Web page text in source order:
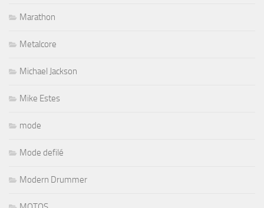
Marathon
Metalcore
Michael Jackson
Mike Estes
mode
Mode defilé
Modern Drummer